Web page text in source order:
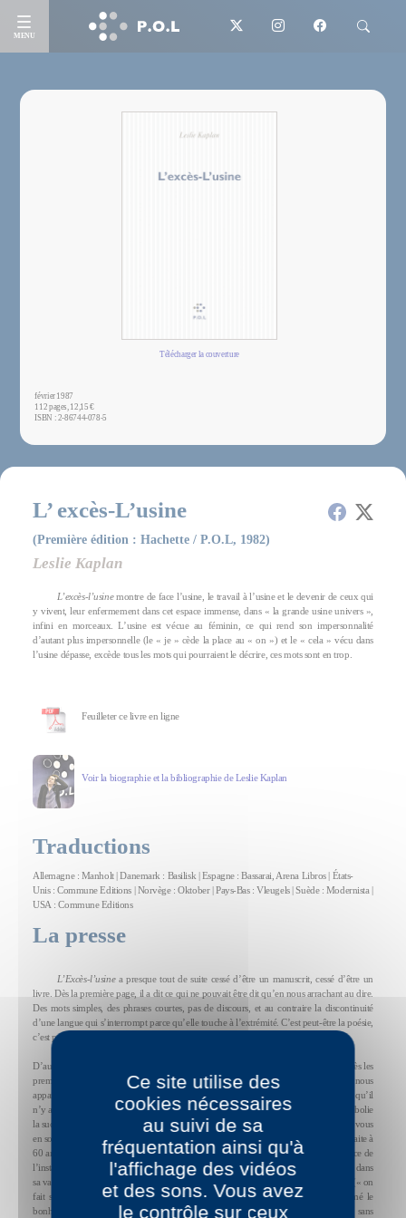
MENU
Télécharger la couverture
février 1987
112 pages, 12,15 €
ISBN : 2-86744-078-5
L’ excès-L’usine
(Première édition : Hachette / P.O.L, 1982)
Leslie Kaplan
L’excès-l’usinemontre de face l’usine, le travail à l’usine et le devenir de ceux qui
y vivent, leur enfermement dans cet espace immense, dans « la grande usine univers »,
infini en morceaux. L’usine est vécue au féminin, ce qui rend son impersonnalité
d’autant plus impersonnelle (le « je » cède la place au « on ») et le « cela » vécu dans
l’usine dépasse, excède tous les mots qui pourraient le décrire, ces mots sont en trop.
Feuilleter ce livre en ligne
Voir la biographie et la bibliographie de Leslie Kaplan
Traductions
Allemagne : Manholt | Danemark : Basilisk | Espagne : Bassarai, Arena Libros | États-
Unis : Commune Editions | Norvège : Oktober | Pays-Bas : Vleugels | Suède : Modernista |
USA : Commune Editions
La presse
L’Excès-l’usinea presque tout de suite cessé d’être un manuscrit, cessé d’être un
livre. Dès la première page, il a dit ce qui ne pouvait être dit qu’en nous arrachant au dire.
Des mots simples, des phrases courtes, pas de discours, et au contraire la discontinuité
d’une langue qui s’interrompt parce qu’elle touche à l’extrémité. C’est peut-être la poésie,
c’est peut-être plus que la poésie.
D’autres livres remarquables, ont décrit le travail de l’usine et à l’usine. Mais, ici et dès les
premiers mots, nous comprenons que, si en travaillant, nous entrons dans l’usine, nous
appartiendrons désormais à l’immensité de l’univers (« la grande usine univers »), qu’il
n’y aura jamais plus d’autre monde, qu’il n’y en a jamais eu d’autre : fini le temps, abolie
la succession, « les choses existent ensemble, simultanées ». Il n’y a plus de dehors – vous
en sortez ? Vous n’en sortez pas. Nuit, jour, c’est sans différence, et, sachez-le, la retraite à
60 ans, la mort à 70 ans ne vous libéreront pas. Le long temps, comme la fulgurance de
l’instantané se perdent l’un et l’autre. C’est la « structure » de l’être, de l’être jusque dans
sa vacance. C’est peut-être l’il y a. Oui, sachez-le, quoi que vous fassiez, vous faites (« on
fait sans arrêt »). C’est l’incessant : l’éternité qui a une fois pour toutes supprimé le
bonheur de la fin. Vous êtes les misérables dieux condamnés à une immortalité sans
Ce site utilise des
cookies nécessaires
au suivi de sa
fréquentation ainsi qu'à
l'affichage des vidéos
et des sons. Vous avez
le contrôle sur ceux